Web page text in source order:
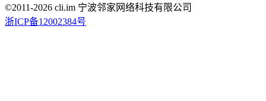
©2011-2026 cli.im 宁波邻家网络科技有限公司
浙ICP备12002384号